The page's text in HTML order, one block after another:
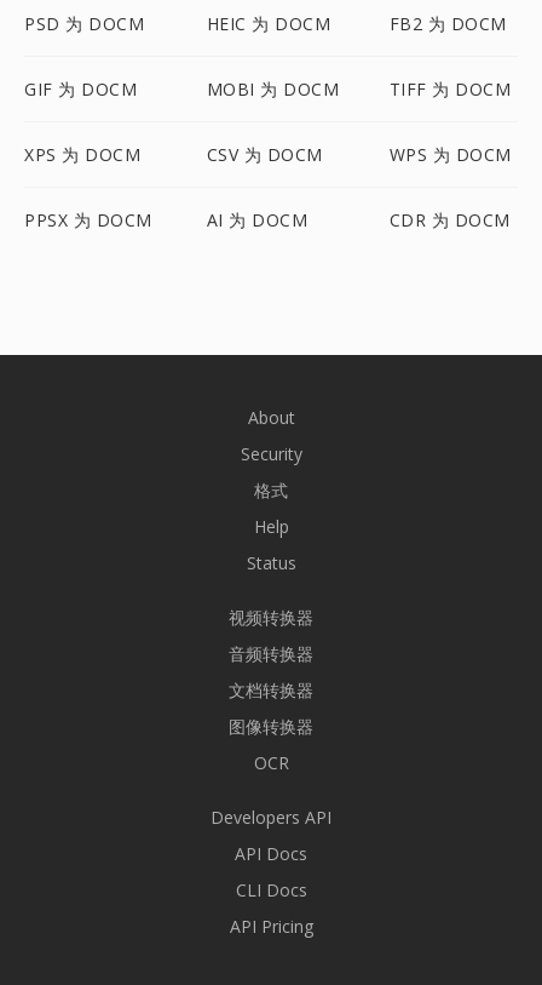
PSD 为 DOCM HEIC 为 DOCM FB2 为 DOCM
GIF 为 DOCM MOBI 为 DOCM TIFF 为 DOCM
XPS 为 DOCM CSV 为 DOCM WPS 为 DOCM
PPSX 为 DOCM AI 为 DOCM CDR 为 DOCM
About
Security
格式
Help
Status
视频转换器
音频转换器
文档转换器
图像转换器
OCR
Developers API
API Docs
CLI Docs
API Pricing